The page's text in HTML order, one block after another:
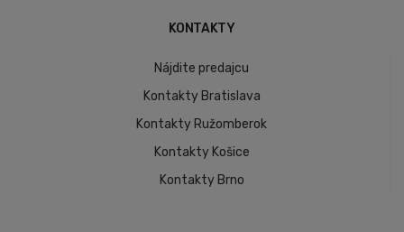
KONTAKTY
Nájdite predajcu
Kontakty Bratislava
Kontakty Ružomberok
Kontakty Košice
Kontakty Brno